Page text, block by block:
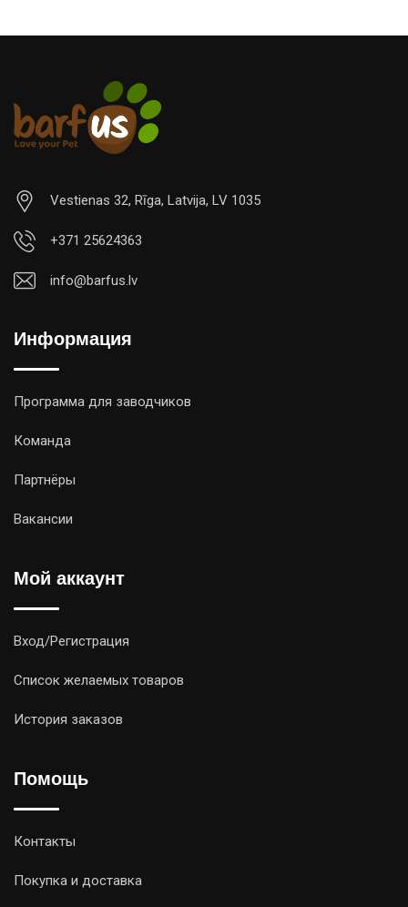
Vestienas 32, Rīga, Latvija, LV 1035
+371 25624363
info@barfus.lv
Информация
Программа для заводчиков
Команда
Партнёры
Вакансии
Мой аккаунт
Вход/Регистрация
Список желаемых товаров
История заказов
Помощь
Контакты
Покупка и доставка